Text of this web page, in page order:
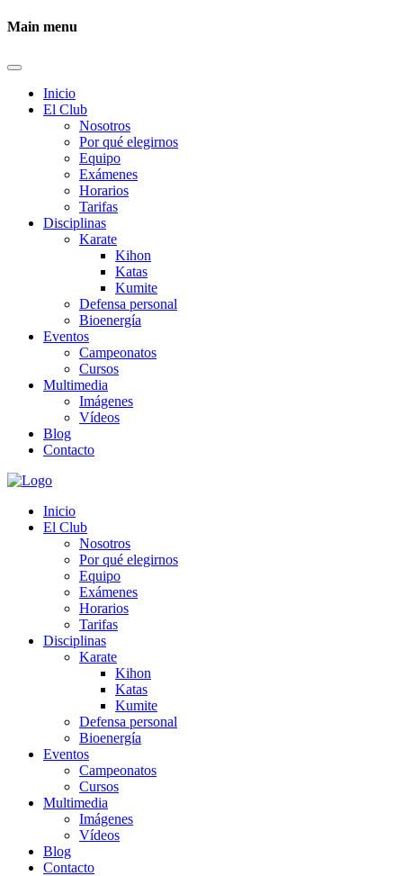
Main menu
Inicio
El Club
Nosotros
Por qué elegirnos
Equipo
Exámenes
Horarios
Tarifas
Disciplinas
Karate
Kihon
Katas
Kumite
Defensa personal
Bioenergía
Eventos
Campeonatos
Cursos
Multimedia
Imágenes
Vídeos
Blog
Contacto
Inicio
El Club
Nosotros
Por qué elegirnos
Equipo
Exámenes
Horarios
Tarifas
Disciplinas
Karate
Kihon
Katas
Kumite
Defensa personal
Bioenergía
Eventos
Campeonatos
Cursos
Multimedia
Imágenes
Vídeos
Blog
Contacto